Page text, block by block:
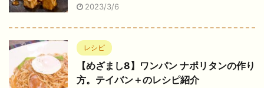
2023/3/6
レシピ
【めざまし8】ワンパン ナポリタンの作り
方。テイバン＋のレシピ紹介